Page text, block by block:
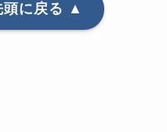
頭に戻る ▲